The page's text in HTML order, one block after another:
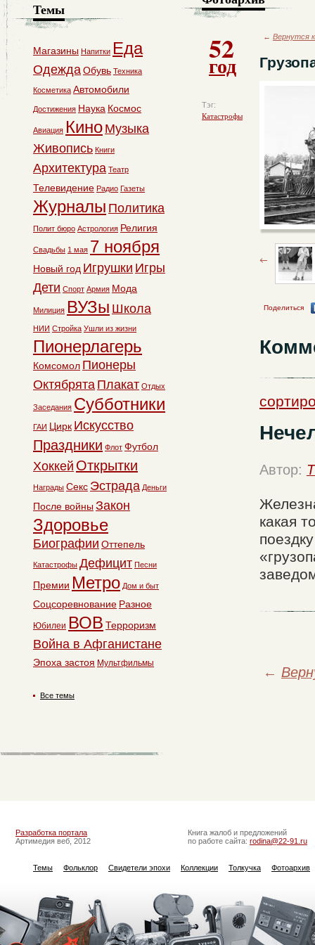
52
год
Тэг:
Катастрофы
← Вернутся
Поделиться
Автор:
какая
←
Темы
Магазины Напитки Еда
ОдеждаОбувь Техника
Косметика Автомобили
Достижения Наука Космос
Авиация Кино Музыка
Живопись Книги
Архитектура Театр
Телевидение Радио Газеты
Журналы Политика
Полит бюро Астрология Религия
Свадьбы 1 мая 7 ноября
Новый год Игрушки Игры
Дети Спорт Армия Мода
Милиция ВУЗы Школа
НИИ Стройка Ушли из жизни
Пионерлагерь
Комсомол Пионеры
Октябрята Плакат Отдых
Заседания Субботники
ГАИ Цирк Искусство
Праздники Флот Футбол
Хоккей Открытки
Награды Секс Эстрада Деньги
После войны Закон
Здоровье
Биографии Оттепель
Катастрофы Дефицит Песни
Премии Метро Дом и быт
Соцсоревнование Разное
Юбилеи ВОВ Терроризм
Война в Афганистане
Эпоха застоя Мультфильмы
Все темы
Разработка портала
Артимедия веб, 2012
Книга жалоб и предложений
по работе сайта: rodina@22-91.ru
Темы Фольклор Свидетели эпохи Коллекции Толкучка Фотоархив